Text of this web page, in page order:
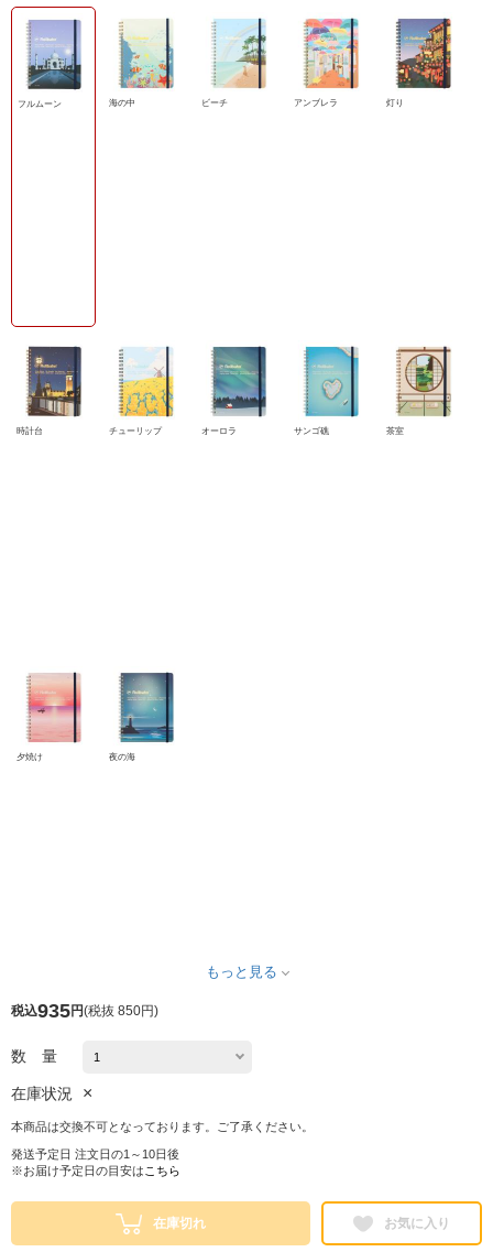
フルムーン 海の中 ビーチ アンブレラ 灯り
時計台 チューリップ オーロラ サンゴ礁 茶室
夕焼け 夜の海
もっと見る
税込935円(税抜 850円)
数 量
在庫状況 ×
本商品は交換不可となっております。ご了承ください。
発送予定日 注文日の1～10日後
※お届け予定日の目安は こちら
在庫切れ お気に入り